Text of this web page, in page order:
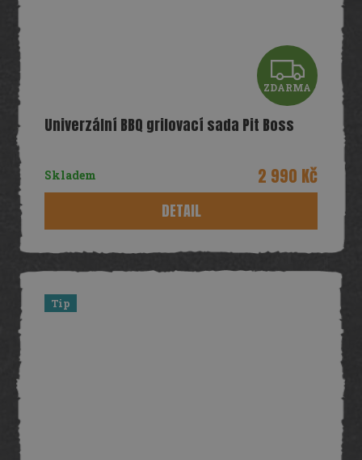
Z
D
R
A
ZDARMA
Univerzální BBQ grilovací sada Pit Boss
Skladem 2 990 Kč
DETAIL
Tip